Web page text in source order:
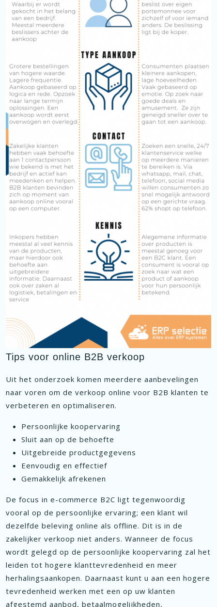
Tips voor online B2B verkoop
Uit het onderzoek komen meerdere aanbevelingen
naar voren om de verkoop online voor B2B klanten te
verbeteren en optimaliseren.
Persoonlijke koopervaring
Sluit aan op de behoefte
Uitgebreide productgegevens
Eenvoudig en effectief
Gemakkelijk afrekenen
De focus in e-commerce B2C ligt tegenwoordig
vooral op de persoonlijke ervaring; een klant wil
dezelfde beleving online als offline. Dit is in de
zakelijker verkoop niet anders. Wanneer de focus
wordt gelegd op de persoonlijke koopervaring zal het
leiden tot hogere klanttevredenheid en meer
herhalingsaankopen. Daarnaast kunt u aan een hogere
tevredenheid werken met een op uw klanten
afgestemd aanbod, betaalmogelijkheden,